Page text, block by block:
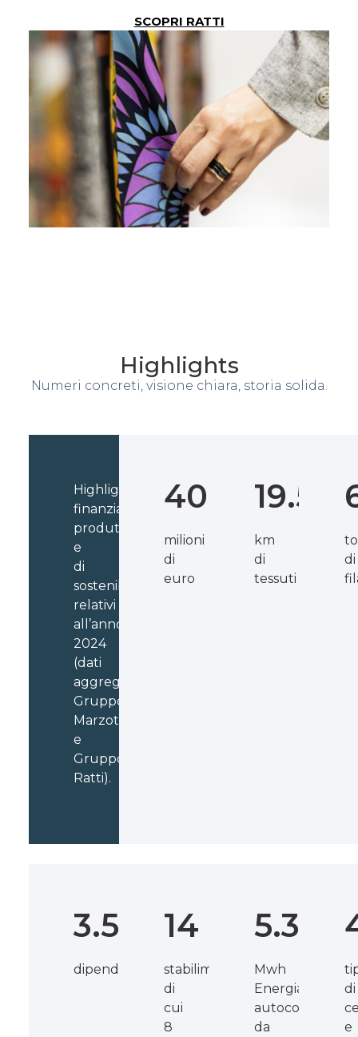
SCOPRI RATTI
Highlights
Numeri concreti, visione chiara, storia solida.
Highlights
finanziari,
produttivi
e
di
sostenibilità
relativi
all’anno
2024
(dati
aggregati
Gruppo
Marzotto
e
Gruppo
Ratti).
400
milioni
di
euro
19.500
km
di
tessuti
di
3.500
dipendenti
14
stabilimenti,
di
cui
8
5.300
Mwh
Energia
autoconsumata
da
di
e